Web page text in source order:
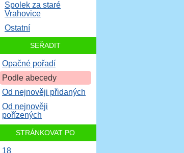
Spolek za staré
Vrahovice
Ostatní
SEŘADIT
Opačné pořadí
Podle abecedy
Od nejnověji přidaných
Od nejnověji
pořízených
STRÁNKOVAT PO
18